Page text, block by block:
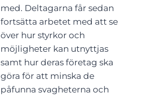
med. Deltagarna får sedan
fortsätta arbetet med att se
över hur styrkor och
möjligheter kan utnyttjas
samt hur deras företag ska
göra för att minska de
påfunna svagheterna och